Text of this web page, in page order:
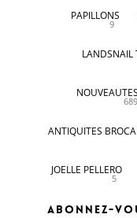
PAPILLONS
9
LANDSNAIL
NOUVEAUTES
689
ANTIQUITES
JOELLE PELLERO
5
Abonnez-